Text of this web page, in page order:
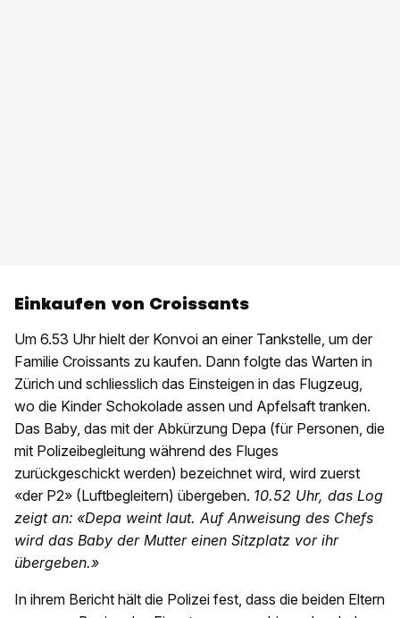
Einkaufen von Croissants
Um 6.53 Uhr hielt der Konvoi an einer Tankstelle, um der
Familie Croissants zu kaufen. Dann folgte das Warten in
Zürich und schliesslich das Einsteigen in das Flugzeug,
wo die Kinder Schokolade assen und Apfelsaft tranken.
Das Baby, das mit der Abkürzung Depa (für Personen, die
mit Polizeibegleitung während des Fluges
zurückgeschickt werden) bezeichnet wird, wird zuerst
«der P2» (Luftbegleitern) übergeben. 10.52 Uhr, das Log
zeigt an: «Depa weint laut. Auf Anweisung des Chefs
wird das Baby der Mutter einen Sitzplatz vor ihr
übergeben.»
In ihrem Bericht hält die Polizei fest, dass die beiden Eltern